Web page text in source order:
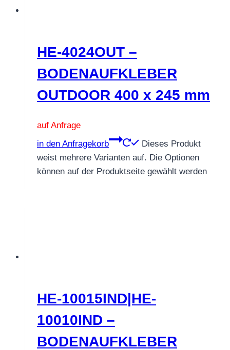
HE-4024OUT –
BODENAUFKLEBER
OUTDOOR 400 x 245 mm
auf Anfrage
in den Anfragekorb
Dieses Produkt
weist mehrere Varianten auf. Die Optionen
können auf der Produktseite gewählt werden
HE-10015IND|HE-
10010IND –
BODENAUFKLEBER